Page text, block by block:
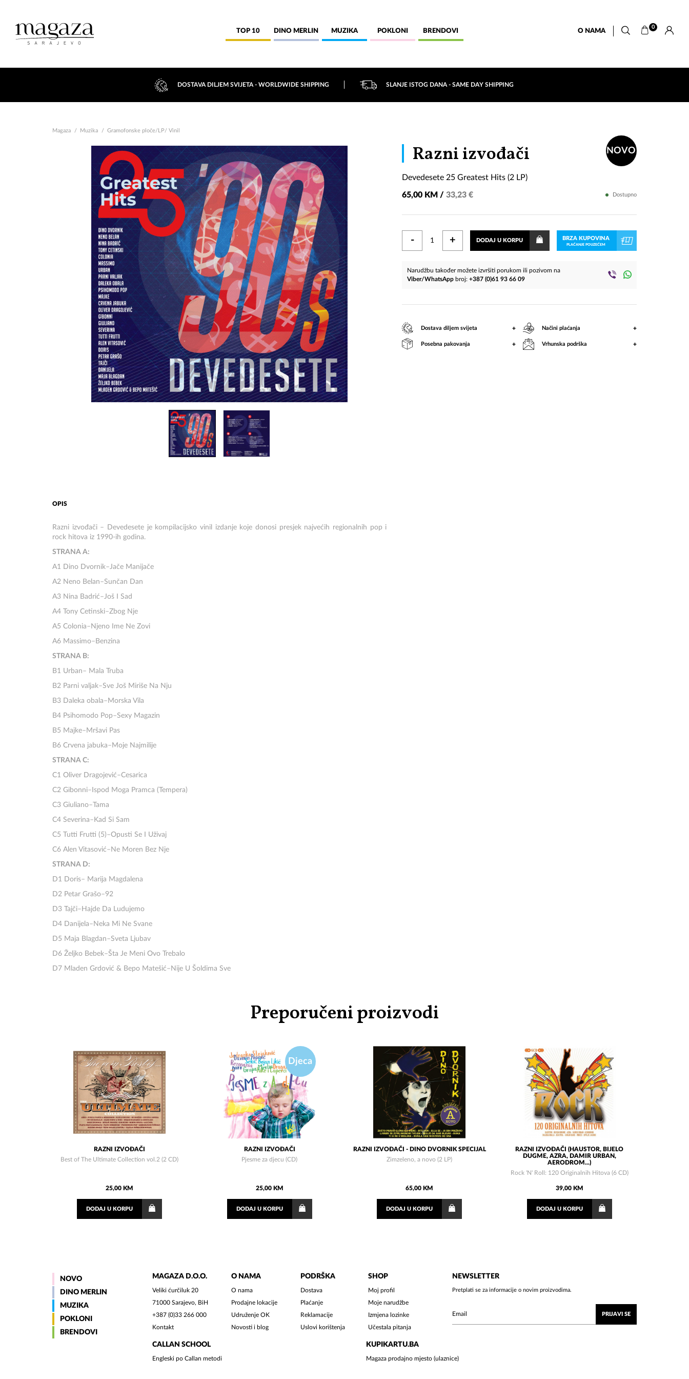
TOP 10 DINO MERLIN MUZIKA POKLONI BRENDOVI O NAMA
0
DOSTAVA DILJEM SVIJETA - WORLDWIDE SHIPPING SLANJE ISTOG DANA - SAME DAY SHIPPING
Magaza Muzika Gramofonske ploče/LP/ Vinil
OPIS
Razni izvođači – Devedesete je kompilacijsko vinil izdanje koje donosi presjek najvećih regionalnih pop i
rock hitova iz 1990-ih godina.
STRANA A:
A1 Dino Dvornik–Jače Manijače
A2 Neno Belan–Sunčan Dan
A3 Nina Badrić–Još I Sad
A4 Tony Cetinski–Zbog Nje
A5 Colonia–Njeno Ime Ne Zovi
A6 Massimo–Benzina
STRANA B:
B1 Urban– Mala Truba
B2 Parni valjak–Sve Još Miriše Na Nju
B3 Daleka obala–Morska Vila
B4 Psihomodo Pop–Sexy Magazin
B5 Majke–Mršavi Pas
B6 Crvena jabuka–Moje Najmilije
STRANA C:
C1 Oliver Dragojević–Cesarica
C2 Gibonni–Ispod Moga Pramca (Tempera)
C3 Giuliano–Tama
C4 Severina–Kad Si Sam
C5 Tutti Frutti (5)–Opusti Se I Uživaj
C6 Alen Vitasović–Ne Moren Bez Nje
STRANA D:
D1 Doris– Marija Magdalena
D2 Petar Grašo–92
D3 Tajči–Hajde Da Ludujemo
D4 Danijela–Neka Mi Ne Svane
D5 Maja Blagdan–Sveta Ljubav
D6 Željko Bebek–Šta Je Meni Ovo Trebalo
D7 Mladen Grdović & Bepo Matešić–Nije U Šoldima Sve
Razni izvođači Devedesete
Hits
(2
LP)
NOVO
Devedesete 25 Greatest Hits (2 LP)
65,00 KM /33,23 € Dostupno
- + DODAJ U KORPU BRZA KUPOVINA
PLAĆANJE POUZEĆEM
Narudžbu također možete izvršiti porukom ili pozivom na
Viber/WhatsApp broj:+387 (0)61 93 66 09
Dostava diljem svijeta + Načini plaćanja +
Posebna pakovanja + Vrhunska podrška +
Preporučeni proizvodi
RAZNI IZVOĐAČI
Best of The Ultimate Collection vol.2 (2 CD)
25,00 KM
DODAJ U KORPU
Djeca
RAZNI IZVOĐAČI
Pjesme za djecu (CD)
25,00 KM
DODAJU KORPU
RAZNI IZVOĐAČI - DINO DVORNIK SPECIJAL
Zimzeleno, a novo (2 LP)
65,00 KM
DODAJ U KORPU
RAZNI IZVOĐAČI (HAUSTOR, BIJELO
DUGME, AZRA, DAMIR URBAN,
AERODROM...)
Rock 'N' Roll: 120 Originalnih Hitova (6 CD)
39,00 KM
DODAJU KORPU
NOVO
DINO MERLIN
MUZIKA
POKLONI
BRENDOVI
MAGAZA D.O.O.
Veliki ćurčiluk 20
71000 Sarajevo, BiH
+387 (0)33 266 000
Kontakt
O NAMA
O nama
Prodajne lokacije
Udruženje OK
Novosti i blog
PODRŠKA
Dostava
Plaćanje
Reklamacije
Uslovi korištenja
SHOP
Moj profil
Moje narudžbe
Izmjena lozinke
Učestala pitanja
CALLAN SCHOOL
Engleski po Callan metodi
KUPIKARTU.BA
Magaza prodajno mjesto (ulaznice)
NEWSLETTER
Pretplati se za informacije o novim proizvodima.
PRIJAVI SE